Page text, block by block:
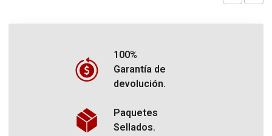
100%
Garantía de
devolución.
Paquetes
Sellados.